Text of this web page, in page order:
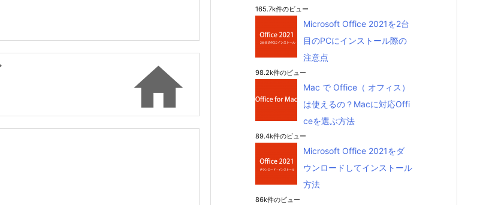

165.7k件のビュー
Microsoft Office 2021を2台
目のPCにインストール際の
注意点
98.2k件のビュー
Mac で Office（ オフィス）
は使えるの？Macに対応Offi
ceを選ぶ方法
89.4k件のビュー
Microsoft Office 2021をダ
ウンロードしてインストール
方法
86k件のビュー